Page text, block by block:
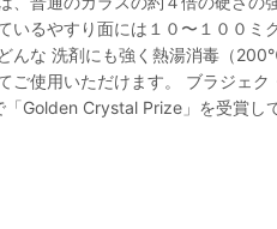
いるやすり面には１０〜１００
んな 洗剤にも強く熱湯消毒（
ご使用いただけます。 ブラジェ
Golden Crystal Prize」を受賞し